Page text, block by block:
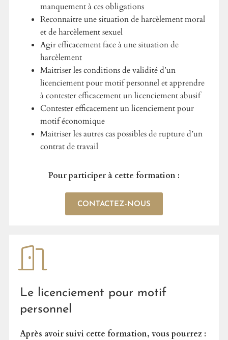
manquement à ces obligations
Reconnaitre une situation de harcèlement moral
et de harcèlement sexuel
Agir efficacement face à une situation de
harcèlement
Maitriser les conditions de validité d’un
licenciement pour motif personnel et apprendre
à contester efficacement un licenciement abusif
Contester efficacement un licenciement pour
motif économique
Maitriser les autres cas possibles de rupture d’un
contrat de travail
Pour participer à cette formation :
CONTACTEZ-NOUS
Le licenciement pour motif
personnel
Après avoir suivi cette formation, vous pourrez :